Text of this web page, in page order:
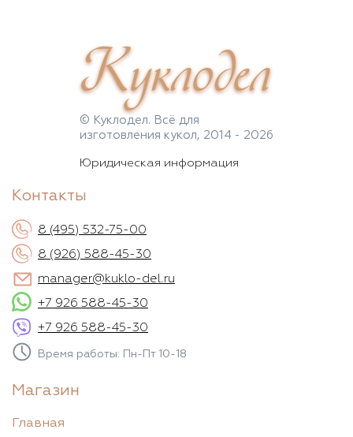
Куклодел
© Куклодел. Всё для
изготовления кукол, 2014 - 2026
Юридическая информация
Контакты
8 (495) 532-75-00
8 (926) 588-45-30
manager@kuklo-del.ru
+7 926 588-45-30
+7 926 588-45-30
Время работы: Пн-Пт 10-18
Магазин
Главная